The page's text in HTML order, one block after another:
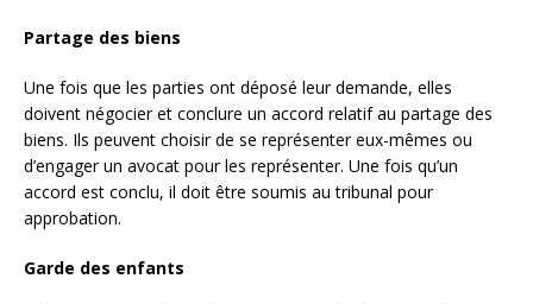
Partage des biens
Une fois que les parties ont déposé leur demande, elles
doivent négocier et conclure un accord relatif au partage des
biens. Ils peuvent choisir de se représenter eux-mêmes ou
d’engager un avocat pour les représenter. Une fois qu’un
accord est conclu, il doit être soumis au tribunal pour
approbation.
Garde des enfants